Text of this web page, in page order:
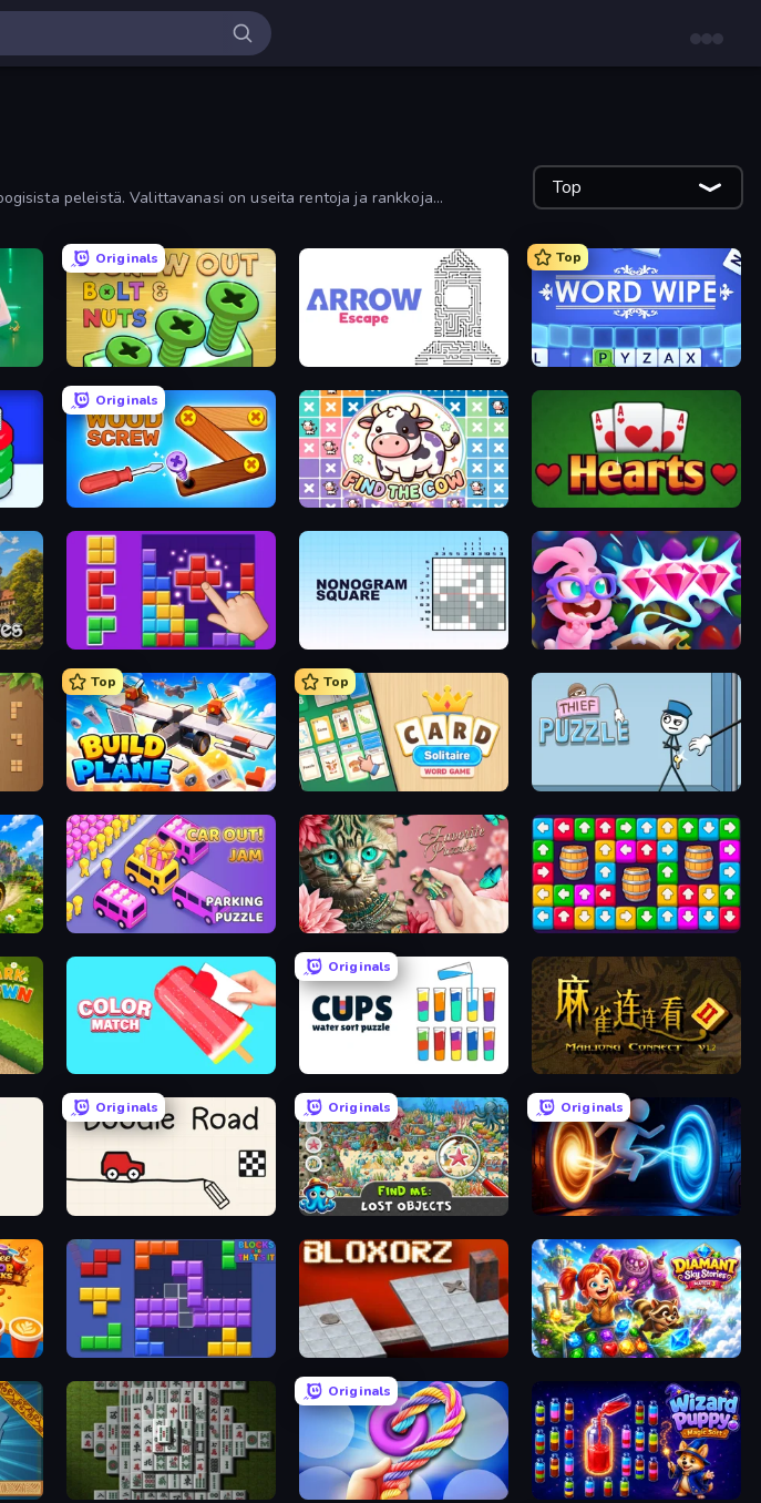
peleistä. Valittavanasi on useita rentoja ja rankkoja
Top
Originals
Screw Out: Bolts and Nuts
Top
Word Wipe
Originals
Wood Screw: Bolts Puzzle Find The Cow
BlockBuster Puzzle Skydom: Reforged
Top
Build A Plane
Top
Card Solitaire: Word Game Thief Puzzle
Car OUT! Jam Parking Puzzle Favorite Puzzles Tap Away Story
Originals
Mahjong Connect 2 (Legacy)
Originals Originals
Find Me: Lost Objects
Originals
Portal Escape
Blocks and that’s it Bloxorz Diamant: Sky Stories Match 3
Mahjong 3D Classic
Originals
Twisted Tangle Wizard Puppy: Magic Sort